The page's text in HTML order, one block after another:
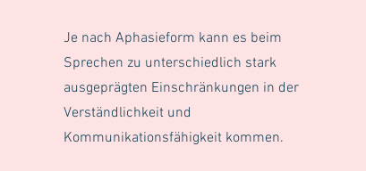
Je nach Aphasieform kann es beim
Sprechen zu unterschiedlich stark
ausgeprägten Einschränkungen in der
Verständlichkeit und
Kommunikationsfähigkeit kommen.